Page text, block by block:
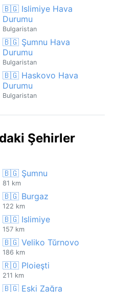
🇧🇬 Islimiye Hava
Durumu
Bulgaristan
🇧🇬 Şumnu Hava
Durumu
Bulgaristan
🇧🇬 Haskovo Hava
Durumu
Bulgaristan
Şehirler
🇧🇬 Şumnu
81 km
🇧🇬 Burgaz
122 km
🇧🇬 Islimiye
157 km
🇧🇬 Veliko Tŭrnovo
186 km
🇷🇴 Ploieşti
211 km
🇧🇬 Eski Zağra